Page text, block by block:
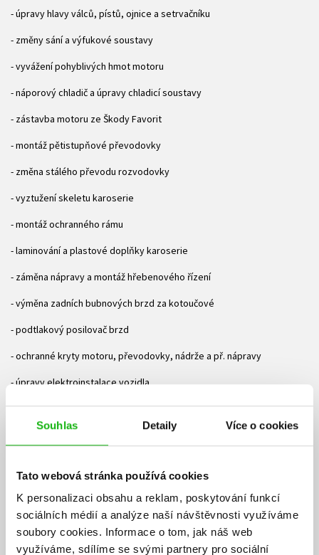
Souhlas Detaily Více o cookies
Tato webová stránka používá cookies
K personalizaci obsahu a reklam, poskytování funkcí
sociálních médií a analýze naší návštěvnosti využíváme
soubory cookies. Informace o tom, jak náš web
využíváme, sdílíme se svými partnery pro sociální
- úpravy hlavy válců, pístů, ojnice a setrvačníku
- změny sání a výfukové soustavy
- vyvážení pohyblivých hmot motoru
- náporový chladič a úpravy chladicí soustavy
- zástavba motoru ze Škody Favorit
- montáž pětistupňové převodovky
- změna stálého převodu rozvodovky
- vyztužení skeletu karoserie
- montáž ochranného rámu
- laminování a plastové doplňky karoserie
- záměna nápravy a montáž hřebenového řízení
- výměna zadních bubnových brzd za kotoučové
- podtlakový posilovač brzd
- ochranné kryty motoru, převodovky, nádrže a př. nápravy
- úpravy elektroinstalace vozidla
- snížení hmotnosti vozidla
Ke stažení